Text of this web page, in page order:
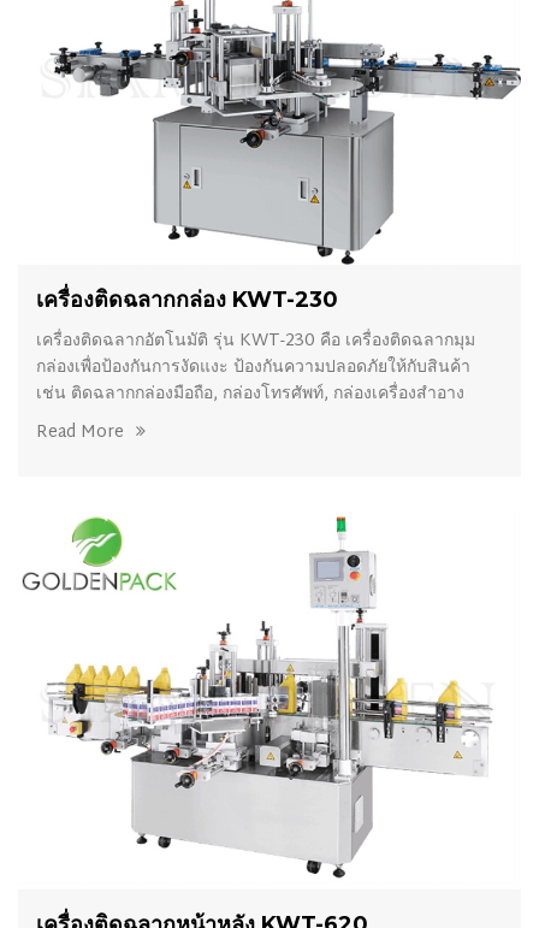
เครื่องติดฉลากกล่อง KWT-230
เครื่องติดฉลากอัตโนมัติ รุ่น KWT-230 คือ เครื่องติดฉลากมุม
กล่องเพื่อป้องกันการงัดแงะ ป้องกันความปลอดภัยให้กับสินค้า
เช่น ติดฉลากกล่องมือถือ, กล่องโทรศัพท์, กล่องเครื่องสำอาง
Read More